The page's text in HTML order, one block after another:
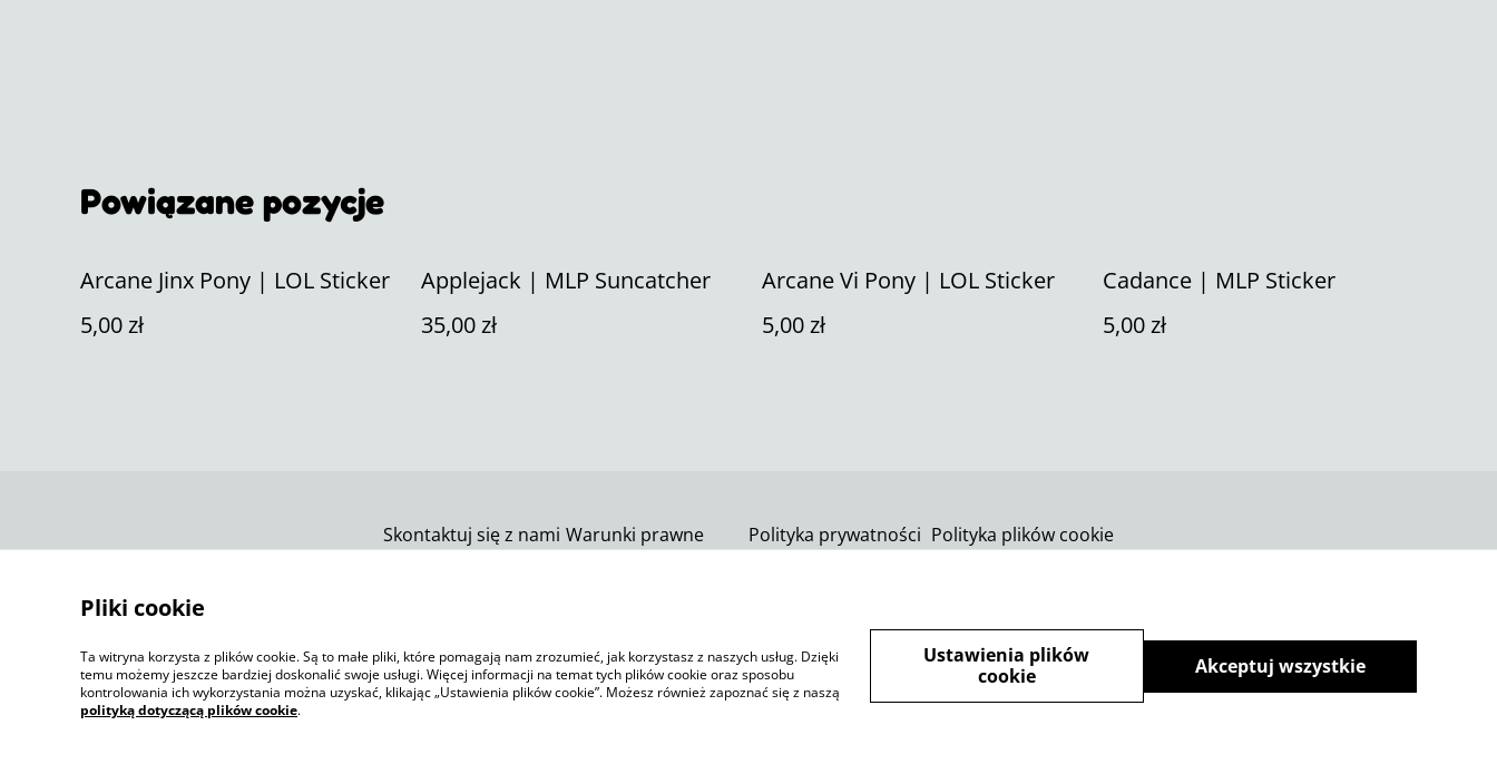
Powiązane pozycje
Arcane Jinx Pony | LOL Sticker
5,00 zł
Applejack | MLP Suncatcher
35,00 zł
Arcane Vi Pony | LOL Sticker
5,00 zł
Cadance | MLP Sticker
5,00 zł
Skontaktuj się z nami Warunki prawne
Polityka prywatności
SumUp
Polityka plików cookie
©2026Jelly Sketch Shop
Pliki cookie
Ta witryna korzysta z plików cookie. Są to małe pliki, które pomagają nam zrozumieć, jak korzystasz z naszych usług. Dzięki
temu możemy jeszcze bardziej doskonalić swoje usługi. Więcej informacji na temat tych plików cookie oraz sposobu
kontrolowania ich wykorzystania można uzyskać, klikając „Ustawienia plików cookie”. Możesz również zapoznać się z naszą
polityką dotyczącą plików cookie.
Akceptuj wszystkie
Ustawienia plików
cookie